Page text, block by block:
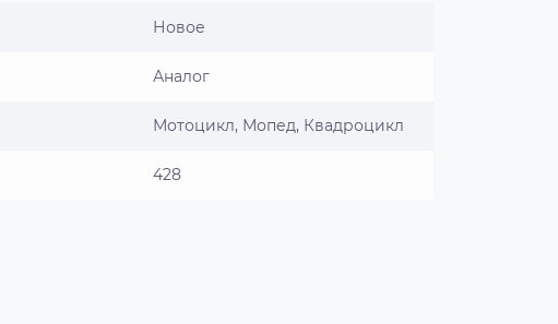
Новое
Аналог
Мотоцикл, Мопед, Квадроцикл
428